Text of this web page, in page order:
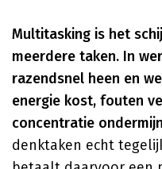
Multitasking is het
meerdere taken. In
razendsnel heen en
energie kost, fouten
concentratie
denktaken echt